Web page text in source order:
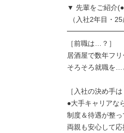
▼ 先輩をご紹介
［前職は…？］
居酒屋で数年フリ
そろそろ就職を…
［入社の決め手は
●大手キャリアな
制度＆待遇が整っ
両親も安心して応